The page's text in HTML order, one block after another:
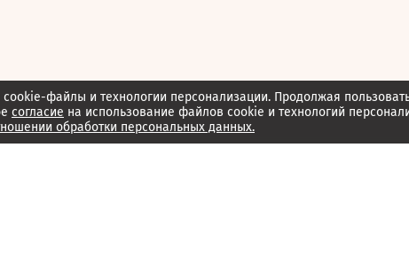
файлы и технологии персонализации. Продолжая
согласие на использование файлов cookie и технологий
обработки персональных данных.